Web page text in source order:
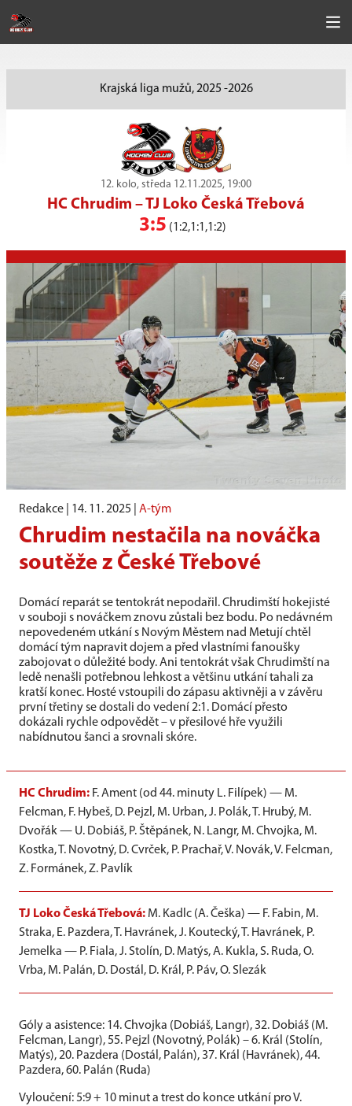
Krajská liga mužů, 2025 -2026
12. kolo, středa 12.11.2025, 19:00
HC Chrudim –TJ Loko Česká Třebová
3:5 (1:2,1:1,1:2)
Redakce | 14. 11. 2025 A-tým
Chrudim nestačila na nováčka
soutěže z České Třebové
Domácí reparát se tentokrát nepodařil. Chrudimští hokejisté
v souboji s nováčkem znovu zůstali bez bodu. Po nedávném
nepovedeném utkání s Novým Městem nad Metují chtěl
domácí tým napravit dojem a před vlastními fanoušky
zabojovat o důležité body. Ani tentokrát však Chrudimští na
ledě nenašli potřebnou lehkost a většinu utkání tahali za
kratší konec. Hosté vstoupili do zápasu aktivněji a v závěru
první třetiny se dostali do vedení 2:1. Domácí přesto
dokázali rychle odpovědět – v přesilové hře využili
nabídnutou šanci a srovnali skóre.
HC Chrudim: F. Ament (od 44. minuty L. Filípek) — M.
Felcman, F. Hybeš, D. Pejzl, M. Urban, J. Polák, T. Hrubý, M.
Dvořák — U. Dobiáš, P. Štěpánek, N. Langr, M. Chvojka, M.
Kostka, T. Novotný, D. Cvrček, P. Prachař, V. Novák, V. Felcman,
Z. Formánek, Z. Pavlík
TJ Loko Česká Třebová: M. Kadlc (A. Češka) — F. Fabin, M.
Straka, E. Pazdera, T. Havránek, J. Koutecký, T. Havránek, P.
Jemelka — P. Fiala, J. Stolín, D. Matýs, A. Kukla, S. Ruda, O.
Vrba, M. Palán, D. Dostál, D. Král, P. Páv, O. Slezák
Góly a asistence: 14. Chvojka (Dobiáš, Langr), 32. Dobiáš (M.
Felcman, Langr), 55. Pejzl (Novotný, Polák) – 6. Král (Stolín,
Matýs), 20. Pazdera (Dostál, Palán), 37. Král (Havránek), 44.
Pazdera, 60. Palán (Ruda)
Vyloučení: 5:9 + 10 minut a trest do konce utkání pro V.